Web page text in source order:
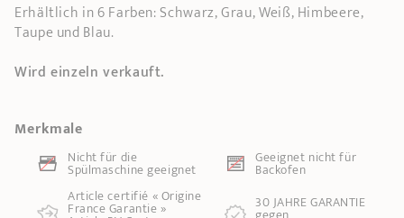
Erhältlich in 6 Farben: Schwarz, Grau, Weiß, Himbeere,
Taupe und Blau.
Wird einzeln verkauft.
Merkmale
Nicht für die
Spülmaschine geeignet
Geeignet nicht für
Backofen
Article certifié « Origine
France Garantie » 30 JAHRE GARANTIE